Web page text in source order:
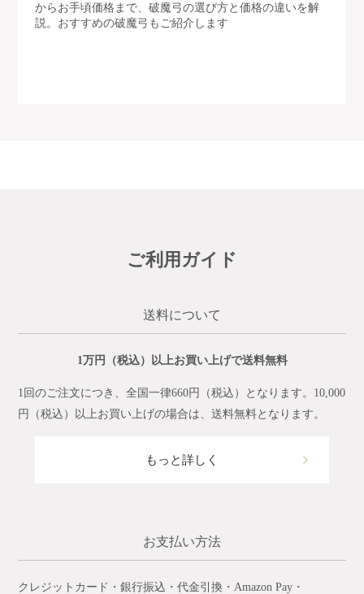
からお手頃価格まで、破魔弓の選び方と価格の違いを解
説。おすすめの破魔弓もご紹介します
ご利用ガイド
送料について
1万円（税込）以上お買い上げで送料無料
1回のご注文につき、全国一律660円（税込）となります。10,000
円（税込）以上お買い上げの場合は、送料無料となります。
もっと詳しく
お支払い方法
クレジットカード・銀行振込・代金引換・Amazon Pay・